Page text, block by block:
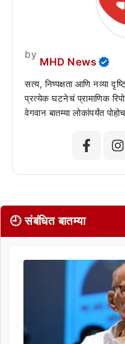
by
MHD News
सत्य, निष्पक्षता आणि नव्या
प्रत्येक घटनेचं प्रामाणिक
वेगवान बातम्या लोकांपर्यंत
🕘 संबंधित बातम्या